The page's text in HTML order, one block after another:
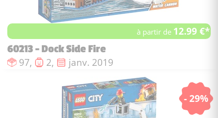
à partir de 12.99 €*
60213 - Dock Side Fire
Nombre de pièces :
97, Nombre de figurines :
2, Date de sortie :
janv. 2019
- 29%